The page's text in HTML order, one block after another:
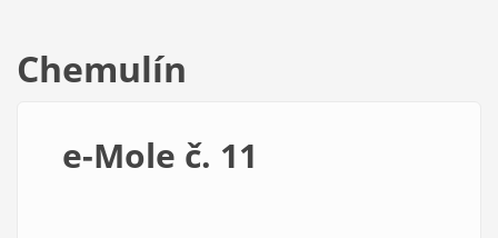
Chemulín
e-Mole č. 11